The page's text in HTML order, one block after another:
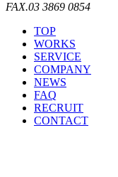
FAX.03 3869 0854
TOP
WORKS
SERVICE
COMPANY
NEWS
FAQ
RECRUIT
CONTACT